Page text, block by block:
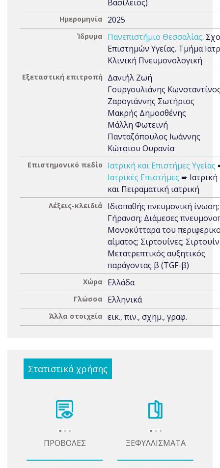
Βασίλειος)
Ημερομηνία 2025
Ίδρυμα Πανεπιστήμιο Θεσσαλίας.
Επιστημών Υγείας. Τμήμα
Κλινική Πνευμονολογική
Εξεταστική επιτροπή
Δανιήλ Ζωή
Γουργουλιάνης
Ζαρογιάννης Σωτήριος
Μακρής Δημοσθένης
Μάλλη Φωτεινή
Πανταζόπουλος Ιωάννης
Κώτσιου Ουρανία
Επιστημονικό πεδίο Ιατρική και Επιστήμες Υγείας
Ιατρικές Επιστήμες ➨
και Πειραματική ιατρική
Λέξεις-κλειδιά
Ιδιοπαθής πνευμονική ίνωση;
Γήρανση; Διάμεσες
Μονοκύτταρα του
αίματος; Σιρτουίνες;
Μετατρεπτικός αυξητικός
παράγοντας β (TGF-β)
Χώρα Ελλάδα
Γλώσσα Ελληνικά
Άλλα στοιχεία εικ., πιν., σχημ., γραφ.
Στατιστικά χρήσης
ΠΡΟΒΟΛΕΣ ΞΕΦΥΛΛΙΣΜΑΤΑ